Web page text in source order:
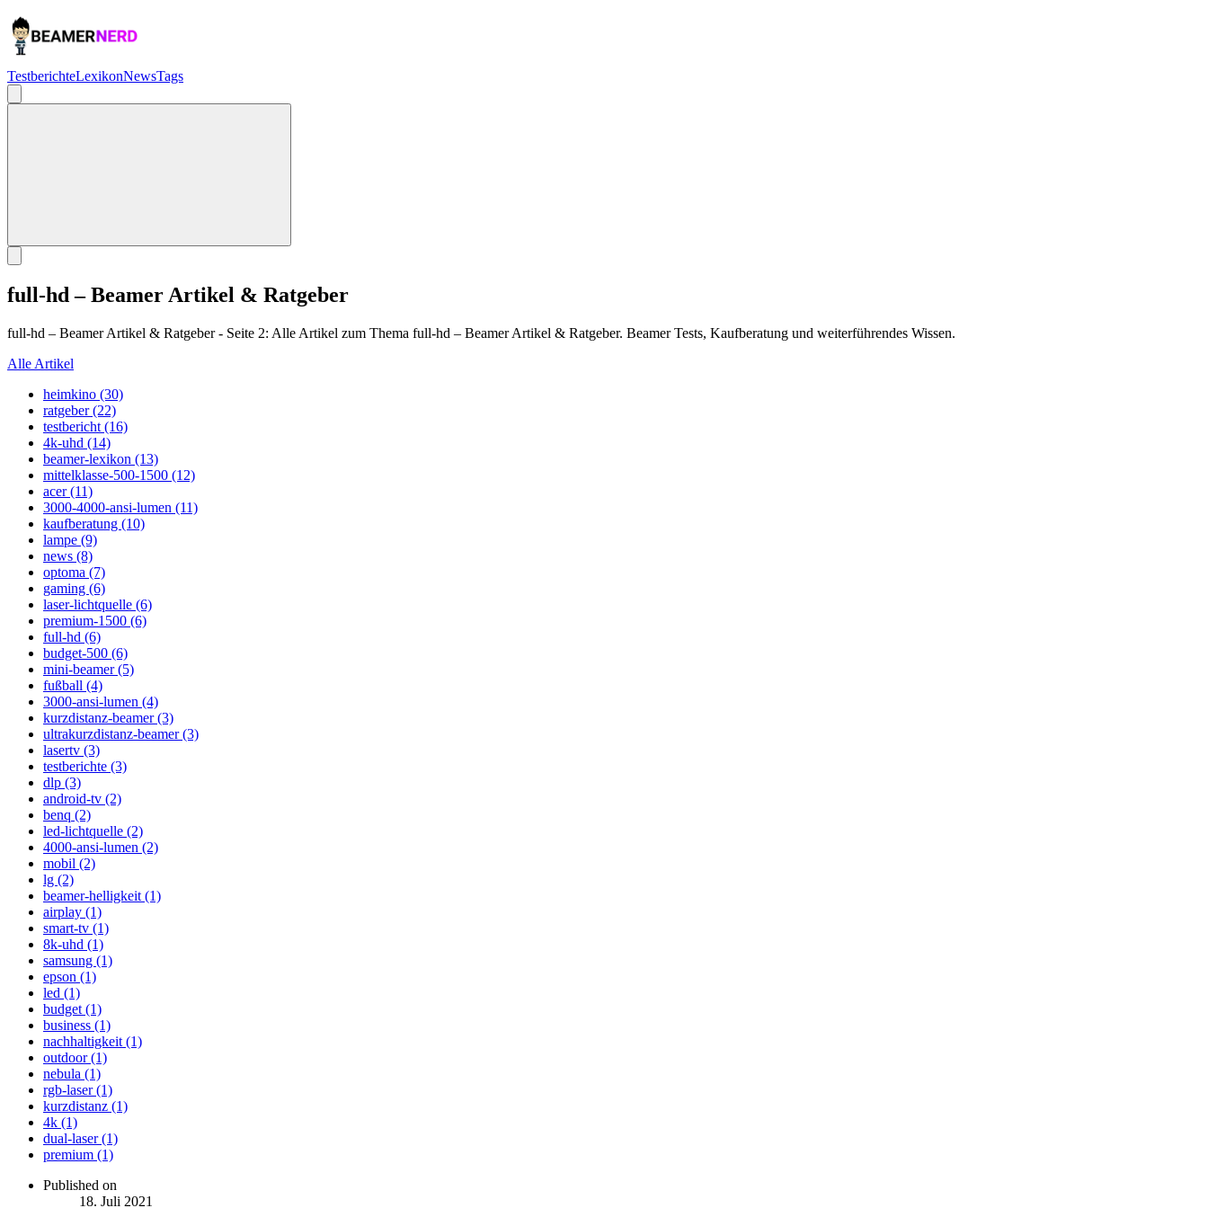
TestberichteLexikonNewsTags
full-hd – Beamer Artikel & Ratgeber
full-hd – Beamer Artikel & Ratgeber - Seite 2: Alle Artikel zum Thema full-hd – Beamer Artikel & Ratgeber. Beamer Tests, Kaufberatung und weiterführendes Wissen.
Alle Artikel
heimkino (30)
ratgeber (22)
testbericht (16)
4k-uhd (14)
beamer-lexikon (13)
mittelklasse-500-1500 (12)
acer (11)
3000-4000-ansi-lumen (11)
kaufberatung (10)
lampe (9)
news (8)
optoma (7)
gaming (6)
laser-lichtquelle (6)
premium-1500 (6)
full-hd (6)
budget-500 (6)
mini-beamer (5)
fußball (4)
3000-ansi-lumen (4)
kurzdistanz-beamer (3)
ultrakurzdistanz-beamer (3)
lasertv (3)
testberichte (3)
dlp (3)
android-tv (2)
benq (2)
led-lichtquelle (2)
4000-ansi-lumen (2)
mobil (2)
lg (2)
beamer-helligkeit (1)
airplay (1)
smart-tv (1)
8k-uhd (1)
samsung (1)
epson (1)
led (1)
budget (1)
business (1)
nachhaltigkeit (1)
outdoor (1)
nebula (1)
rgb-laser (1)
kurzdistanz (1)
4k (1)
dual-laser (1)
premium (1)
Published on
18. Juli 2021